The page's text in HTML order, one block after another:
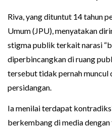
Riva, yang dituntut 14 tahun
Umum (JPU), menyatakan
stigma publik terkait narasi
diperbincangkan di ruang
tersebut tidak pernah muncul
persidangan.
Ia menilai terdapat
berkembang di media